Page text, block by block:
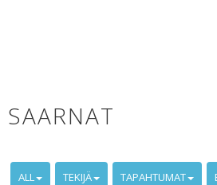
SAARNAT
ALL TEKIJÄ TAPAHTUMAT